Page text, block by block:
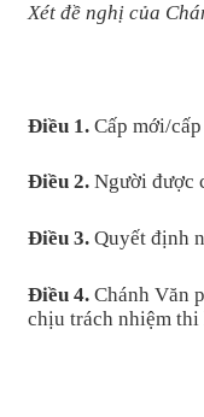
Xét đề nghị của
Điều 1. Cấp mới/
Điều 2. Người được
Điều 3. Quyết định
Điều 4. Chánh Văn
chịu trách nhiệm thi